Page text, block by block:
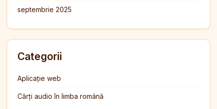
septembrie 2025
Categorii
Aplicație web
Cărți audio în limba română